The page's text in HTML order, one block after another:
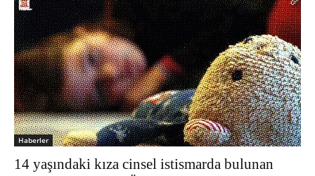
Haberler
14 yaşındaki kıza cinsel istismarda bulunan